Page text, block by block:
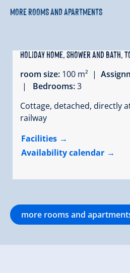
MORE ROOMS AND APARTMENTS
Holiday home, shower and bath,
room size: 100 m² |
|
Bedrooms:3
Cottage, detached, directly
railway
Facilities
Availability calendar
more rooms and